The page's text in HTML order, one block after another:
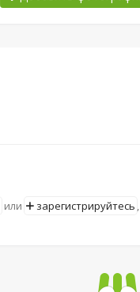
или зарегистрируйтесь